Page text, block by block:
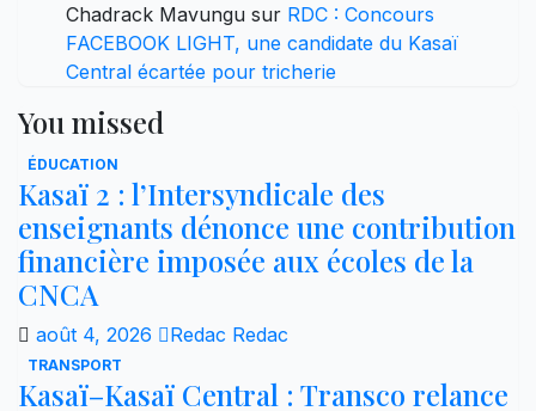
Chadrack Mavungu sur RDC : Concours
FACEBOOK LIGHT, une candidate du Kasaï
Central écartée pour tricherie
You missed
ÉDUCATION
Kasaï 2 : l’Intersyndicale des
enseignants dénonce une contribution
financière imposée aux écoles de la
CNCA
août 4, 2026 Redac Redac
TRANSPORT
Kasaï–Kasaï Central : Transco relance